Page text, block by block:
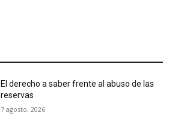
El derecho a saber frente al abuso de las
reservas
7 agosto, 2026